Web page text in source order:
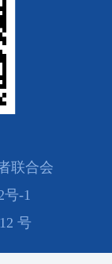
联合会
号-1
号